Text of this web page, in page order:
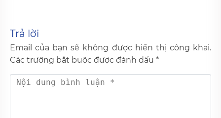
Trả lời
Email của bạn sẽ không được hiển thị công khai.
Các trường bắt buộc được đánh dấu *